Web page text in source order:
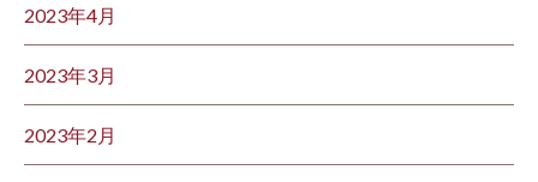
2023年4月
2023年3月
2023年2月